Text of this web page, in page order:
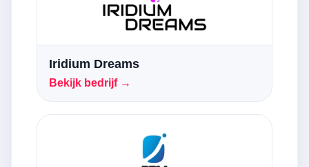
Iridium Dreams
Bekijk bedrijf →